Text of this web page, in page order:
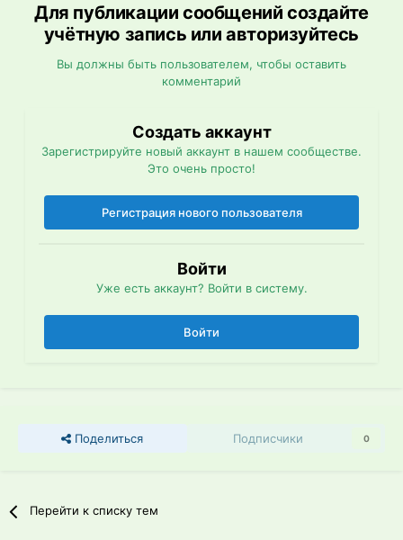
Для публикации сообщений создайте
учётную запись или авторизуйтесь
Вы должны быть пользователем, чтобы оставить
комментарий
Создать аккаунт
Зарегистрируйте новый аккаунт в нашем сообществе.
Это очень просто!
Регистрация нового пользователя
Войти
Уже есть аккаунт? Войти в систему.
Войти
Поделиться Подписчики 0
Перейти к списку тем